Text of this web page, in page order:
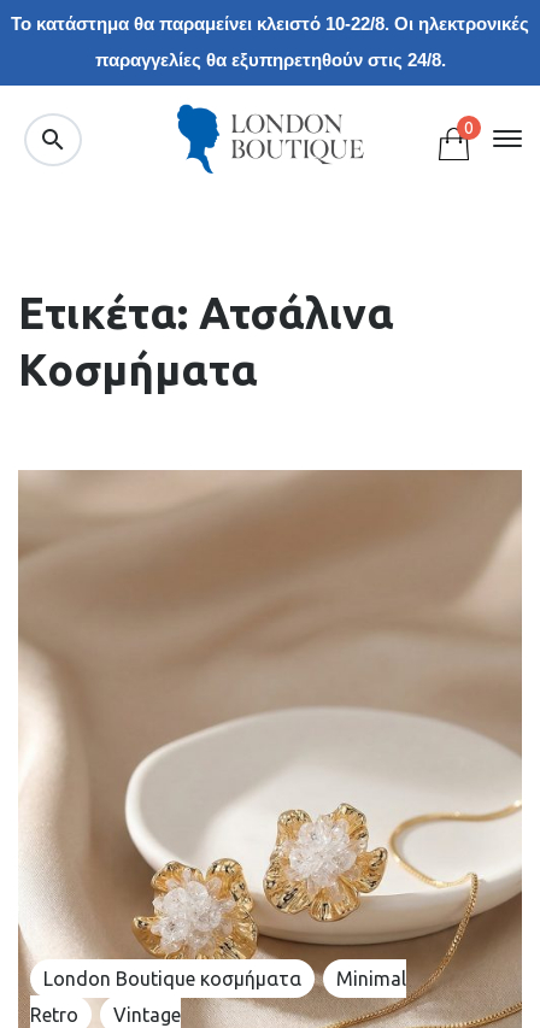
Το κατάστημα θα παραμείνει κλειστό 10-22/8. Οι ηλεκτρονικές
παραγγελίες θα εξυπηρετηθούν στις 24/8.
0
Ετικέτα: Ατσάλινα
Κοσμήματα
London Boutique κοσμήματα
Minimal
Retro
Vintage